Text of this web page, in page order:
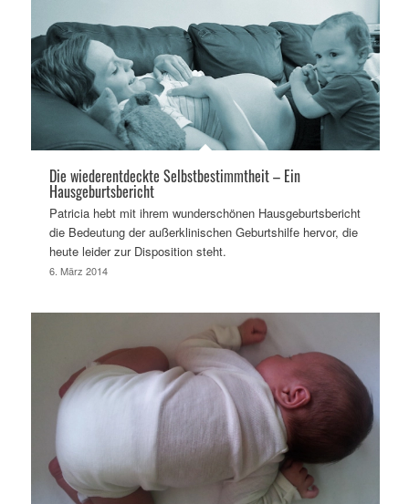
Die wiederentdeckte Selbstbestimmtheit – Ein
Hausgeburtsbericht
Patricia hebt mit ihrem wunderschönen Hausgeburtsbericht
die Bedeutung der außerklinischen Geburtshilfe hervor, die
heute leider zur Disposition steht.
6. März 2014